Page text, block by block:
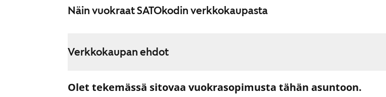
Näin vuokraat SATOkodin verkkokaupasta
Verkkokaupan ehdot
Olet tekemässä sitovaa vuokrasopimusta tähän asuntoon.